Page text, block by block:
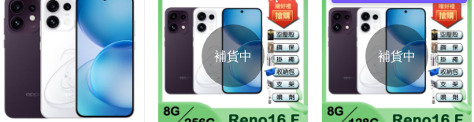
補貨中 補貨中